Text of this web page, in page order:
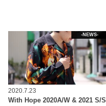
-NEWS-
2020.7.23
With Hope 2020A/W & 2021 S/S